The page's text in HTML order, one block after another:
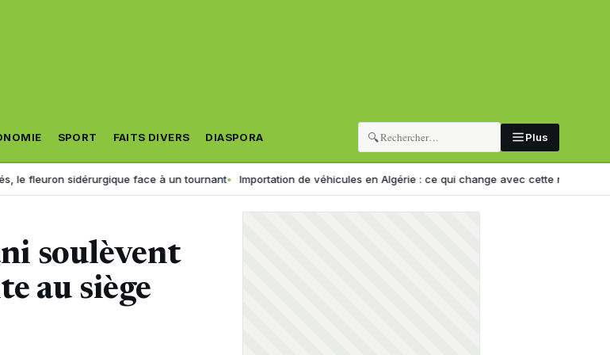
SPORT FAITS DIVERS DIASPORA 🔍 Plus
sidérurgique face à un tournant Importation de véhicules en Algérie : ce qui change avec cette nouvelle décision
soulèvent
au siège